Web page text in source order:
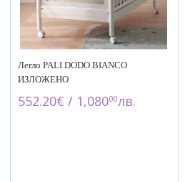
Легло PALI DODO BIANCO
ИЗЛОЖЕНО
552.20€ / 1,08000лв.